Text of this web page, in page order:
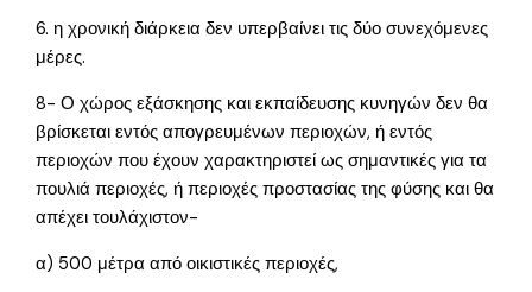
6. η χρονική διάρκεια δεν υπερβαίνει τις δύο συνεχόμενες
μέρες.
8- Ο χώρος εξάσκησης και εκπαίδευσης κυνηγών δεν θα
βρίσκεται εντός απογρευμένων περιοχών, ή εντός
περιοχών που έχουν χαρακτηριστεί ως σημαντικές για τα
πουλιά περιοχές, ή περιοχές προστασίας της φύσης και θα
απέχει τουλάχιστον-
α) 500 μέτρα από οικιστικές περιοχές,